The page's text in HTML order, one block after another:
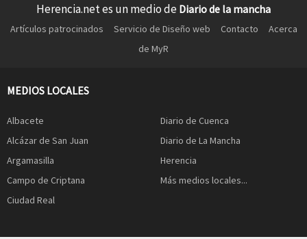
Herencia.net es un medio de Diario de la mancha
Artículos patrocinados Servicio de Diseño web Contacto
Acerca
de MyR
MEDIOS LOCALES
Albacete
Alcázar de San Juan
Argamasilla
Campo de Criptana
Ciudad Real
Diario de Cuenca
Diario de La Mancha
Herencia
Más medios locales...